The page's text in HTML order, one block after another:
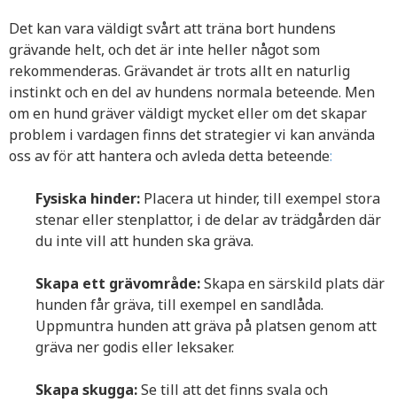
Det kan vara väldigt svårt att träna bort hundens
grävande helt, och det är inte heller något som
rekommenderas. Grävandet är trots allt en naturlig
instinkt och en del av hundens normala beteende. Men
om en hund gräver väldigt mycket eller om det skapar
problem i vardagen finns det strategier vi kan använda
oss av för att hantera och avleda detta beteende:
Fysiska hinder: Placera ut hinder, till exempel stora
stenar eller stenplattor, i de delar av trädgården där
du inte vill att hunden ska gräva.
Skapa ett grävområde:Skapa en särskild plats där
hunden får gräva, till exempel en sandlåda.
Uppmuntra hunden att gräva på platsen genom att
gräva ner godis eller leksaker.
Skapa skugga:Se till att det finns svala och